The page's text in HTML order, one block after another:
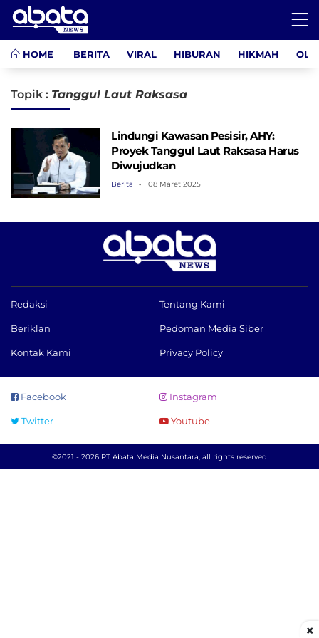
HOME BERITA VIRAL HIBURAN HIKMAH
Topik : Tanggul Laut Raksasa
Lindungi Kawasan Pesisir, AHY:
Proyek Tanggul Laut Raksasa Harus
Diwujudkan
Berita 08 Maret 2025
Redaksi Tentang Kami
Beriklan Pedoman Media Siber
Kontak Kami Privacy Policy
Facebook Instagram
Twitter Youtube
©2021 - 2026 PT Abata Media Nusantara, all rights reserved
×